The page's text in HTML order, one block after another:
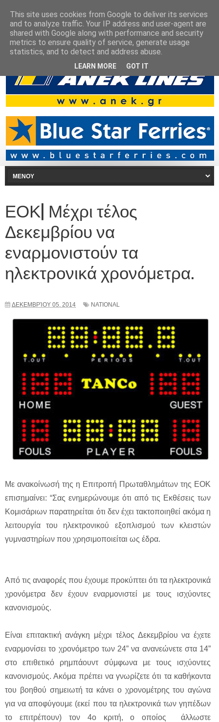
ΕΟΚ| Μέχρι τέλος
Δεκεμβρίου να
εναρμονιστούν τα
ηλεκτρονικά χρονόμετρα.
ΔΕΚΕΜΒΡΊΟΥ 05, 2014 NATIONAL
Με ανακοίνωσή της η Επιτροπή Πρωταθλημάτων της ΕΟΚ
επισημαίνει: “Σας ενημερώνουμε ότι από τις Εκθέσεις των
Κομισάριων παρατηρείται ότι δεν έχει τακτοποιηθεί ακόμα η
λειτουργία του ηλεκτρονικού εξοπλισμού των κλειστών
γυμναστηρίων που χρησιμοποιείται ως έδρα.
Από τις αναφορές που έχουμε προκύπτει ότι τα ηλεκτρονικά
χρονόμετρα δεν έχουν εναρμονιστεί με τους ισχύοντες
κανονισμούς.
Είναι επιτακτική ανάγκη μέχρι τέλος Δεκεμβρίου να έχετε
εναρμονίσει το χρονόμετρο των 24” να ανανεώνετε στα 14”
στο επιθετικό ρημπάουντ σύμφωνα με τους ισχύοντες
κανονισμούς. Ακόμα πρέπει να γνωρίζετε ότι τα καθήκοντα
του βοηθού σημειωτή τα κάνει ο χρονομέτρης του αγώνα
για να αποφύγουμε (εκεί που τα ηλεκτρονικά των γηπέδων
το επιτρέπουν) τον 4ο κριτή, ο οποίος άλλωστε
This site uses cookies from Google to deliver its services
and to analyze traffic. Your IP address and user-agent are
shared with Google along with performance and security
metrics to ensure quality of service, generate usage
statistics, and to detect and address abuse.
LEARN MORE GOT IT